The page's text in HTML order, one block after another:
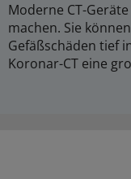
Moderne CT-
machen. Sie
Gefäßschäden tief
Koronar-CT eine